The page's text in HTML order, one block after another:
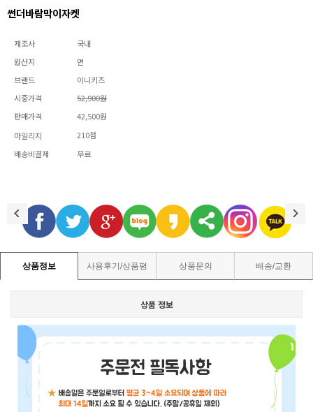
썬더바람막이자켓
제조사
국내
원산지
면
브랜드
이니키즈
시중가격
52,900원
판매가격
42,500원
마일리지
210점
배송비결제
무료
상품정보 사용후기/상품평 상품문의 배송/교환
상품 정보